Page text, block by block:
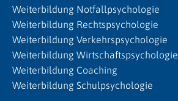
Weiterbildung Notfallpsychologie
Weiterbildung Rechtspsychologie
Weiterbildung Verkehrspsychologie
Weiterbildung Wirtschaftspsychologie
Weiterbildung Coaching
Weiterbildung Schulpsychologie